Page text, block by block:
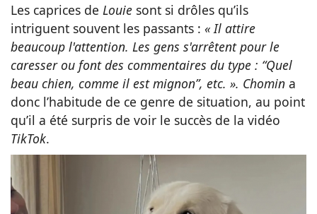
Les caprices de Louie sont si drôles qu’ils
intriguent souvent les passants : « Il attire
beaucoup l'attention. Les gens s'arrêtent pour le
caresser ou font des commentaires du type : “Quel
beau chien, comme il est mignon”, etc. ». Chomin a
donc l’habitude de ce genre de situation, au point
qu’il a été surpris de voir le succès de la vidéo
TikTok.